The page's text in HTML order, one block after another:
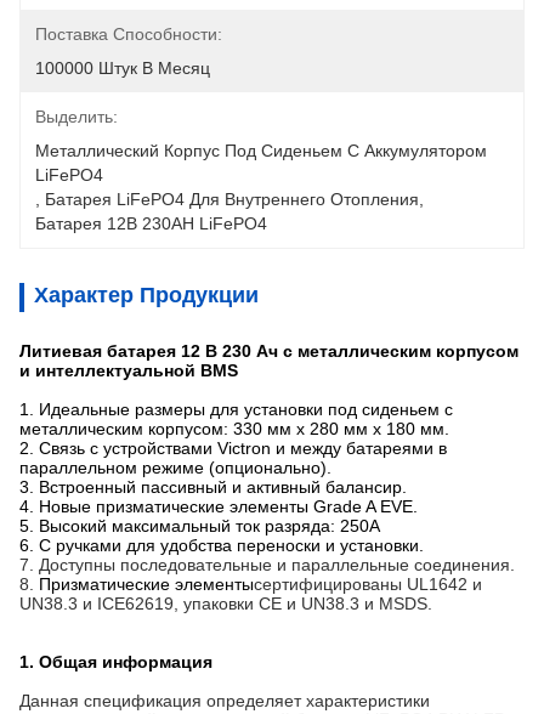
Поставка Способности:
100000 Штук В Месяц
Выделить:
Металлический Корпус Под Сиденьем С Аккумулятором
LiFePO4
Батарея LiFePO4 Для Внутреннего Отопления
Батарея 12В 230AH LiFePO4
Характер Продукции
Литиевая батарея 12 В 230 Ач с металлическим корпусом
и интеллектуальной BMS
1. Идеальные размеры для установки под сиденьем с
металлическим корпусом: 330 мм x 280 мм x 180 мм.
2. Связь с устройствами Victron и между батареями в
параллельном режиме (опционально).
3. Встроенный пассивный и активный балансир.
4. Новые призматические элементы Grade A EVE.
5. Высокий максимальный ток разряда: 250A
6. С ручками для удобства переноски и установки.
7. Доступны последовательные и параллельные соединения.
8. Призматические элементысертифицированы UL1642 и
UN38.3 и ICE62619, упаковки CE и UN38.3 и MSDS.